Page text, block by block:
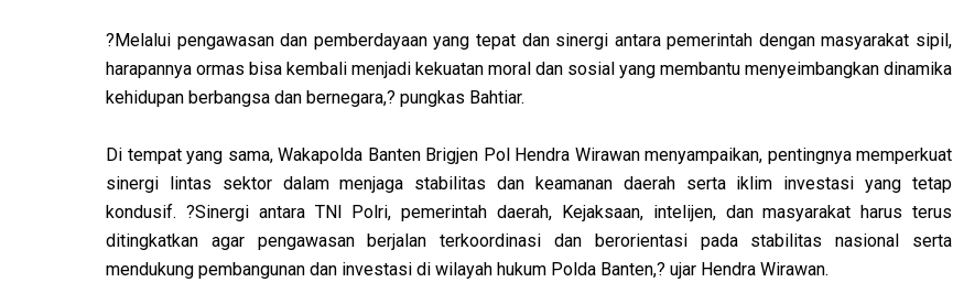
?Melalui pengawasan dan pemberdayaan yang tepat dan sinergi antara pemerintah dengan masyarakat sipil,
harapannya ormas bisa kembali menjadi kekuatan moral dan sosial yang membantu menyeimbangkan dinamika
kehidupan berbangsa dan bernegara,? pungkas Bahtiar.
Di tempat yang sama, Wakapolda Banten Brigjen Pol Hendra Wirawan menyampaikan, pentingnya memperkuat
sinergi lintas sektor dalam menjaga stabilitas dan keamanan daerah serta iklim investasi yang tetap
kondusif. ?Sinergi antara TNI Polri, pemerintah daerah, Kejaksaan, intelijen, dan masyarakat harus terus
ditingkatkan agar pengawasan berjalan terkoordinasi dan berorientasi pada stabilitas nasional serta
mendukung pembangunan dan investasi di wilayah hukum Polda Banten,? ujar Hendra Wirawan.